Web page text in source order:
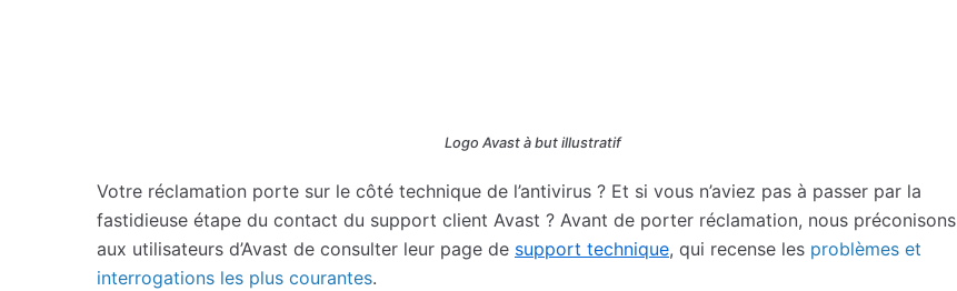
Logo Avast à but illustratif
Votre réclamation porte sur le côté technique de l’antivirus ? Et si vous n’aviez pas à passer par la
fastidieuse étape du contact du support client Avast ? Avant de porter réclamation, nous préconisons
aux utilisateurs d’Avast de consulter leur page de support technique, qui recense les problèmes et
interrogations les plus courantes.